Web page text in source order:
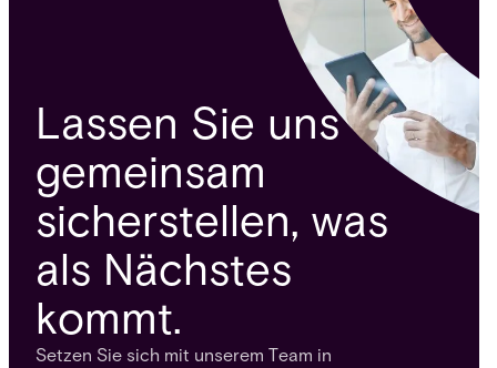
Lassen Sie uns
gemeinsam
sicherstellen, was
als Nächstes
kommt.
Setzen Sie sich mit unserem Team in